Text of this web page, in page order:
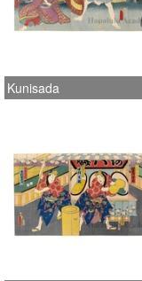
Kunisada